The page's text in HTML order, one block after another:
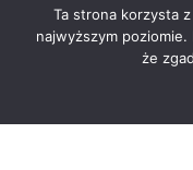
Ta strona korzysta
najwyższym
że